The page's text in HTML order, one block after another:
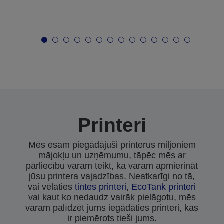
Printeri
Mēs esam piegādājuši printerus miljoniem
mājokļu un uzņēmumu, tāpēc mēs ar
pārliecību varam teikt, ka varam apmierināt
jūsu printera vajadzības. Neatkarīgi no tā,
vai vēlaties tintes printeri, EcoTank printeri
vai kaut ko nedaudz vairāk pielāgotu, mēs
varam palīdzēt jums iegādāties printeri, kas
ir piemērots tieši jums.